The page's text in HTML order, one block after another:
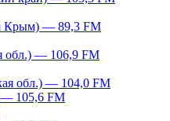
Крым) — 89,3 FM
обл.) — 106,9 FM
обл.) — 104,0 FM
— 105,6 FM